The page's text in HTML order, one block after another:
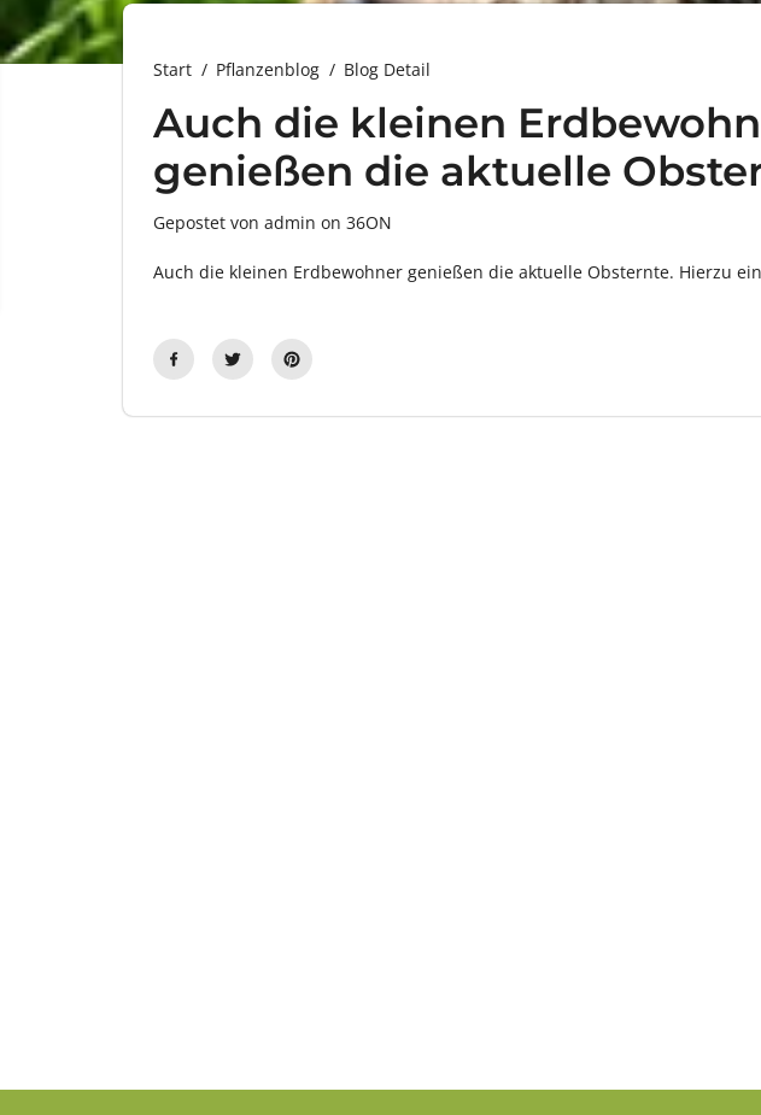
Start Pflanzenblog Blog Detail
Auch die kleinen
genießen die aktuelle
Gepostet von admin on 36ON
Auch die kleinen Erdbewohner genießen die aktuelle Obsternte. Hierzu